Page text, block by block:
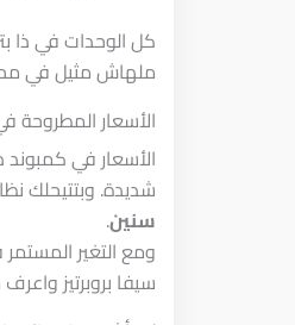
كل الوحدات في ذا
ملهاش مثيل في
الأسعار المطروحة
الأسعار في
شديدة. وبتتيحلك
سنين.
ومع التغير
سيفا بروبرتيز